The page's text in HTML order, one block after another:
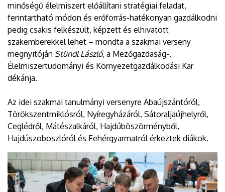
minőségű élelmiszert előállítani stratégiai feladat,
fenntartható módon és erőforrás-hatékonyan gazdálkodni
pedig csakis felkészült, képzett és elhivatott
szakemberekkel lehet – mondta a szakmai verseny
megnyitóján Stündl László, a Mezőgazdaság-,
Élelmiszertudományi és Környezetgazdálkodási Kar
dékánja.
Az idei szakmai tanulmányi versenyre Abaújszántóról,
Törökszentmiklósról, Nyíregyházáról, Sátoraljaújhelyről,
Ceglédről, Mátészalkáról, Hajdúböszörményből,
Hajdúszoboszlóról és Fehérgyarmatról érkeztek diákok.